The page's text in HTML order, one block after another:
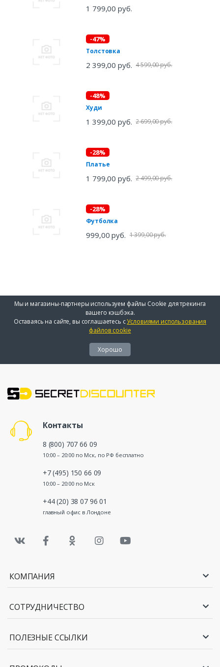
1 799,00 руб.
-47%
Толстовка
2 399,00 руб. 4 599,00 руб.
-48%
Худи
1 399,00 руб. 2 699,00 руб.
-28%
Платье
1 799,00 руб. 2 499,00 руб.
-28%
Футболка
999,00 руб. 1 399,00 руб.
Мы и магазины-партнеры используем файлы Cookie для трекинга
вашего кэшбэка.
Оставаясь на сайте, вы соглашаетесь сУсловиями использования
файлов cookie
Хорошо
Контакты
8 (800) 707 66 09
10:00 – 20:00 по Мск, по РФ бесплатно
+7 (495) 150 66 09
10:00 – 20:00 по Мск
+44 (20) 38 07 96 01
главный офис в Лондоне
КОМПАНИЯ
СОТРУДНИЧЕСТВО
ПОЛЕЗНЫЕ ССЫЛКИ